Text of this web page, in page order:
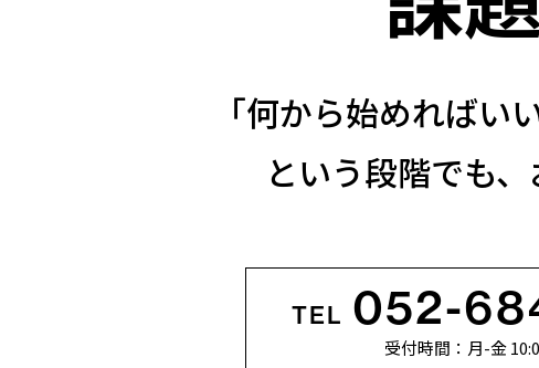
「何から始めればい
という段階でも
TEL 052-
受付時間：月-金